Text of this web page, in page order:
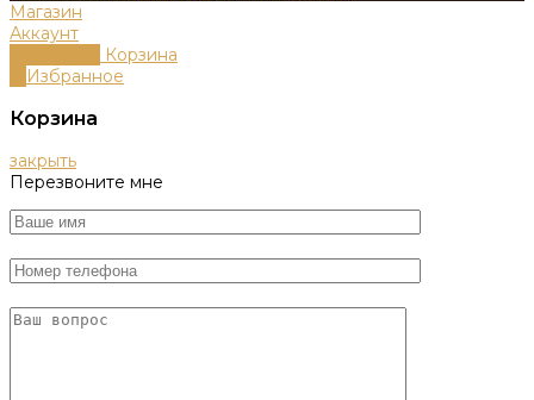
Магазин
Аккаунт
Корзина
Избранное
Корзина
закрыть
Перезвоните мне